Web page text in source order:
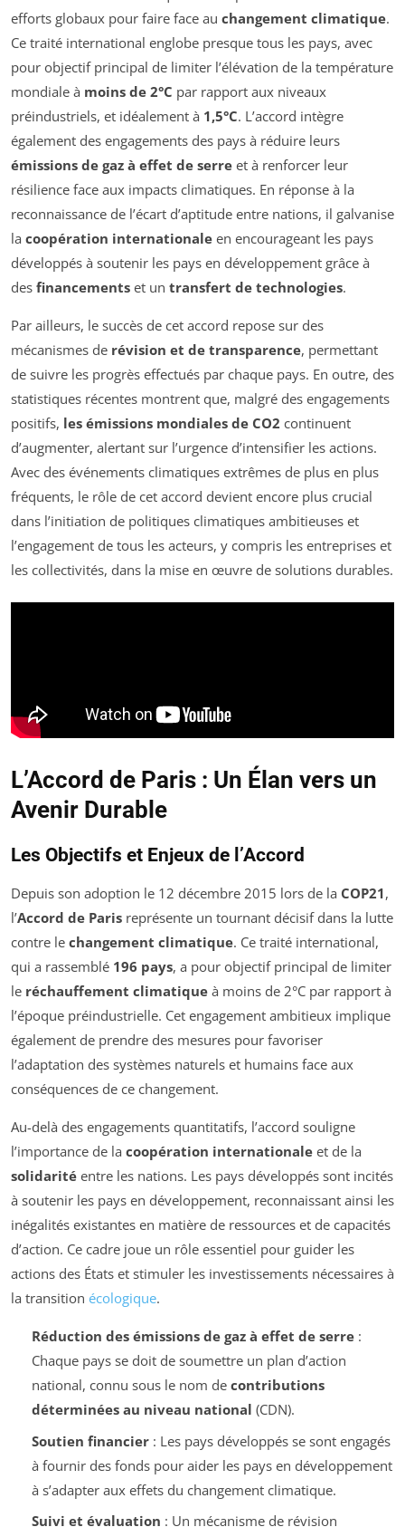
efforts globaux pour faire face au changement climatique.
Ce traité international englobe presque tous les pays, avec
pour objectif principal de limiter l’élévation de la température
mondiale à moins de 2°C par rapport aux niveaux
préindustriels, et idéalement à 1,5°C. L’accord intègre
également des engagements des pays à réduire leurs
émissions de gaz à effet de serre et à renforcer leur
résilience face aux impacts climatiques. En réponse à la
reconnaissance de l’écart d’aptitude entre nations, il galvanise
la coopération internationale en encourageant les pays
développés à soutenir les pays en développement grâce à
des financements et un transfert de technologies.
Par ailleurs, le succès de cet accord repose sur des
mécanismes de révision et de transparence, permettant
de suivre les progrès effectués par chaque pays. En outre, des
statistiques récentes montrent que, malgré des engagements
positifs, les émissions mondiales de CO2 continuent
d’augmenter, alertant sur l’urgence d’intensifier les actions.
Avec des événements climatiques extrêmes de plus en plus
fréquents, le rôle de cet accord devient encore plus crucial
dans l’initiation de politiques climatiques ambitieuses et
l’engagement de tous les acteurs, y compris les entreprises et
les collectivités, dans la mise en œuvre de solutions durables.
L’Accord de Paris : Un Élan vers un
Avenir Durable
Les Objectifs et Enjeux de l’Accord
Depuis son adoption le 12 décembre 2015 lors de la COP21,
l’Accord de Paris représente un tournant décisif dans la lutte
contre le changement climatique. Ce traité international,
qui a rassemblé 196 pays, a pour objectif principal de limiter
le réchauffement climatique à moins de 2°C par rapport à
l’époque préindustrielle. Cet engagement ambitieux implique
également de prendre des mesures pour favoriser
l’adaptation des systèmes naturels et humains face aux
conséquences de ce changement.
Au-delà des engagements quantitatifs, l’accord souligne
l’importance de la coopération internationale et de la
solidarité entre les nations. Les pays développés sont incités
à soutenir les pays en développement, reconnaissant ainsi les
inégalités existantes en matière de ressources et de capacités
d’action. Ce cadre joue un rôle essentiel pour guider les
actions des États et stimuler les investissements nécessaires à
la transition écologique.
Réduction des émissions de gaz à effet de serre:
Chaque pays se doit de soumettre un plan d’action
national, connu sous le nom de contributions
déterminées au niveau national (CDN).
Soutien financier: Les pays développés se sont engagés
à fournir des fonds pour aider les pays en développement
à s’adapter aux effets du changement climatique.
Suivi et évaluation : Un mécanisme de révision